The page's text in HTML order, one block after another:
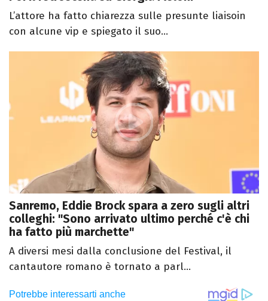
L’attore ha fatto chiarezza sulle presunte liaisoin
con alcune vip e spiegato il suo...
Sanremo, Eddie Brock spara a zero sugli altri
colleghi: "Sono arrivato ultimo perché c'è chi
ha fatto più marchette"
A diversi mesi dalla conclusione del Festival, il
cantautore romano è tornato a parl...